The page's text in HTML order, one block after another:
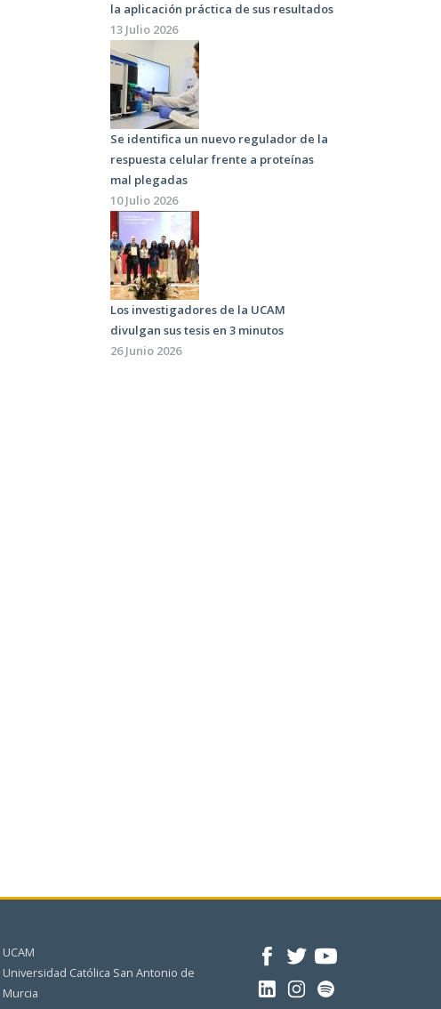
la aplicación práctica de sus resultados
13 Julio 2026
Se identifica un nuevo regulador de la
respuesta celular frente a proteínas
mal plegadas
10 Julio 2026
Los investigadores de la UCAM
divulgan sus tesis en 3 minutos
26 Junio 2026
UCAM
Universidad Católica San Antonio de
Murcia